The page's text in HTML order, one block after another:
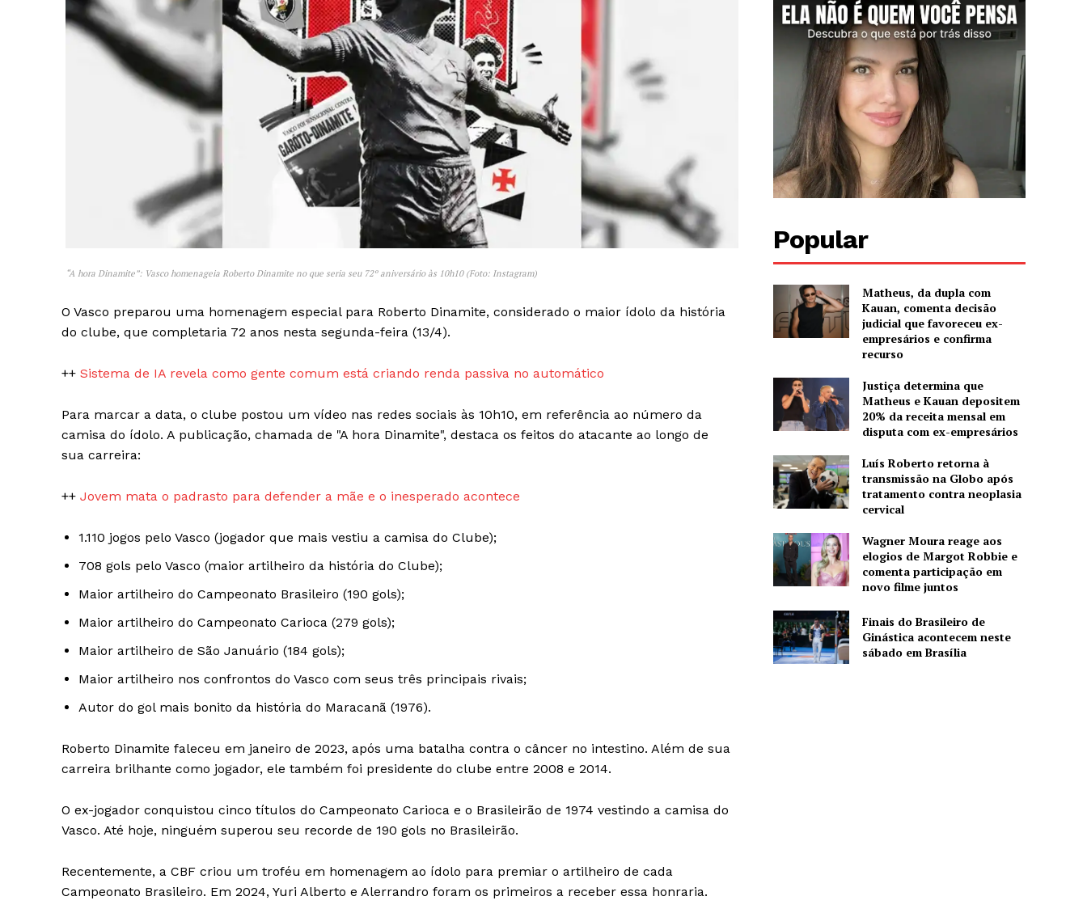
iCHAIT
Aprenda tudo sobre
Inteligência Artificial
SAIBA MAIS
M5PORTS
Sobre Nós
Anuncie
Transparência Editorial
Termos de Serviços
Política de Privacidade e Cookies
“A hora Dinamite”: Vasco homenageia Roberto Dinamite no que seria seu 72º aniversário às 10h10 (Foto: Instagram)
O Vasco preparou uma homenagem especial para Roberto Dinamite, considerado o maior ídolo da história
do clube, que completaria 72 anos nesta segunda-feira (13/4).
++ Sistema de IA revela como gente comum está criando renda passiva no automático
Para marcar a data, o clube postou um vídeo nas redes sociais às 10h10, em referência ao número da
camisa do ídolo. A publicação, chamada de "A hora Dinamite", destaca os feitos do atacante ao longo de
sua carreira:
++ Jovem mata o padrasto para defender a mãe e o inesperado acontece
1.110 jogos pelo Vasco (jogador que mais vestiu a camisa do Clube);
708 gols pelo Vasco (maior artilheiro da história do Clube);
Maior artilheiro do Campeonato Brasileiro (190 gols);
Maior artilheiro do Campeonato Carioca (279 gols);
Maior artilheiro de São Januário (184 gols);
Maior artilheiro nos confrontos do Vasco com seus três principais rivais;
Autor do gol mais bonito da história do Maracanã (1976).
Roberto Dinamite faleceu em janeiro de 2023, após uma batalha contra o câncer no intestino. Além de sua
carreira brilhante como jogador, ele também foi presidente do clube entre 2008 e 2014.
O ex-jogador conquistou cinco títulos do Campeonato Carioca e o Brasileirão de 1974 vestindo a camisa do
Vasco. Até hoje, ninguém superou seu recorde de 190 gols no Brasileirão.
Recentemente, a CBF criou um troféu em homenagem ao ídolo para premiar o artilheiro de cada
Campeonato Brasileiro. Em 2024, Yuri Alberto e Alerrandro foram os primeiros a receber essa honraria.
Popular
Matheus, da dupla com
Kauan, comenta decisão
judicial que favoreceu ex-
empresários e confirma
recurso
Justiça determina que
Matheus e Kauan depositem
20% da receita mensal em
disputa com ex-empresários
Luís Roberto retorna à
transmissão na Globo após
tratamento contra neoplasia
cervical
Wagner Moura reage aos
elogios de Margot Robbie e
comenta participação em
novo filme juntos
Finais do Brasileiro de
Ginástica acontecem neste
sábado em Brasília